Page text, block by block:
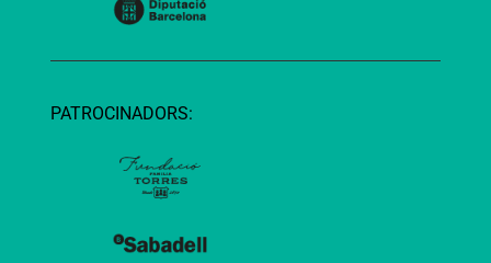
PATROCINADORS: